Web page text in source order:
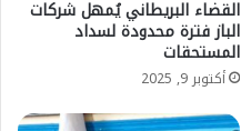
القضاء البريطاني يُمهل شركات
الباز فترة محدودة لسداد
المستحقات
أكتوبر 9, 2025